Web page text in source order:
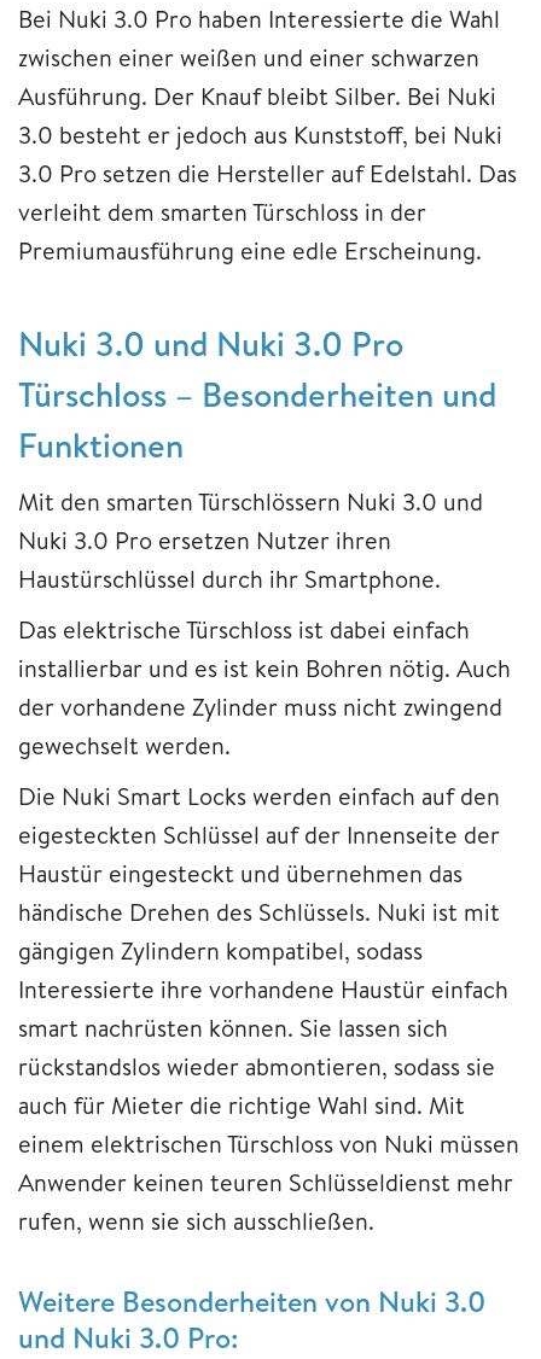
Bei Nuki 3.0 Pro haben Interessierte die Wahl
zwischen einer weißen und einer schwarzen
Ausführung. Der Knauf bleibt Silber. Bei Nuki
3.0 besteht er jedoch aus Kunststoff, bei Nuki
3.0 Pro setzen die Hersteller auf Edelstahl. Das
verleiht dem smarten Türschloss in der
Premiumausführung eine edle Erscheinung.
Nuki 3.0 und Nuki 3.0 Pro
Türschloss – Besonderheiten und
Funktionen
Mit den smarten Türschlössern Nuki 3.0 und
Nuki 3.0 Pro ersetzen Nutzer ihren
Haustürschlüssel durch ihr Smartphone.
Das elektrische Türschloss ist dabei einfach
installierbar und es ist kein Bohren nötig. Auch
der vorhandene Zylinder muss nicht zwingend
gewechselt werden.
Die Nuki Smart Locks werden einfach auf den
eigesteckten Schlüssel auf der Innenseite der
Haustür eingesteckt und übernehmen das
händische Drehen des Schlüssels. Nuki ist mit
gängigen Zylindern kompatibel, sodass
Interessierte ihre vorhandene Haustür einfach
smart nachrüsten können. Sie lassen sich
rückstandslos wieder abmontieren, sodass sie
auch für Mieter die richtige Wahl sind. Mit
einem elektrischen Türschloss von Nuki müssen
Anwender keinen teuren Schlüsseldienst mehr
rufen, wenn sie sich ausschließen.
Weitere Besonderheiten von Nuki 3.0
und Nuki 3.0 Pro: